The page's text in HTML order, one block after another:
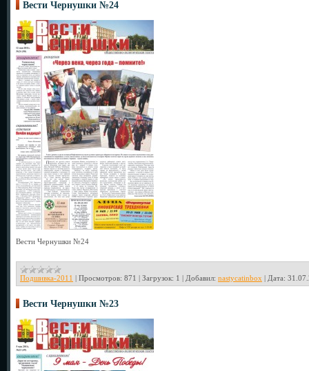
Вести Чернушки №24
Вести Чернушки №24
Подшивка-2011 | Просмотров: 871 | Загрузок: 1 | Добавил: nastycatinbox | Дата:
Вести Чернушки №23